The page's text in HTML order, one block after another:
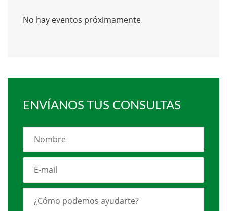
No hay eventos próximamente
ENVÍANOS TUS CONSULTAS